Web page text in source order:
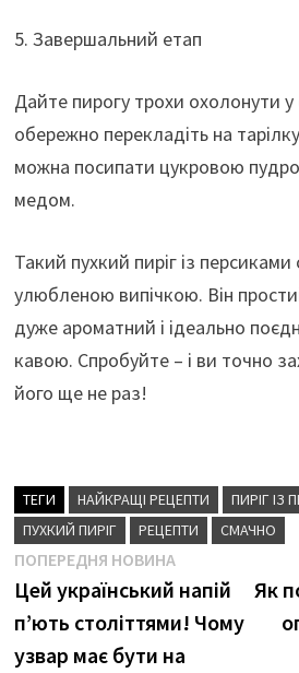
5. Завершальний етап
Дайте пирогу трохи охолонути у
обережно перекладіть на
можна посипати цукровою
медом.
Такий пухкий пиріг із
улюбленою випічкою. Він
дуже ароматний і ідеально
кавою. Спробуйте – і ви точно
його ще не раз!
ТЕГИ НАЙКРАЩІ РЕЦЕПТИ
ПИРІГ ІЗ
ПУХКИЙ ПИРІГ
РЕЦЕПТИ СМАЧНО
Навігація
записів
ПОПЕРЕДНЯ НОВИНАПопередня
новина
Цей український напій
п’ють століттями! Чому
узвар має бути на
Як